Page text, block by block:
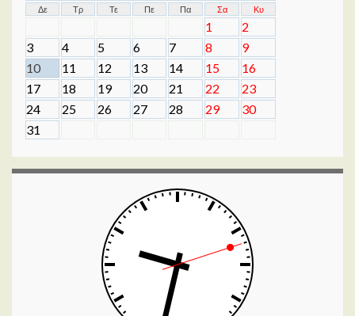
Δε Τρ Τε Πε Πα Σα Κυ
1
2
3
4 5 6 7 8
9
10
11 12 13 14 15
16
17
18 19 20 21 22
23
24
25 26 27 28 29
30
31